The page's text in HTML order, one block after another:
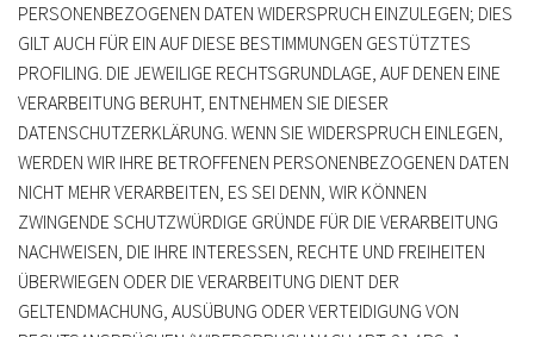
PERSONENBEZOGENEN DATEN WIDERSPRUCH EINZULEGEN; DIES
GILT AUCH FÜR EIN AUF DIESE BESTIMMUNGEN GESTÜTZTES
PROFILING. DIE JEWEILIGE RECHTSGRUNDLAGE, AUF DENEN EINE
VERARBEITUNG BERUHT, ENTNEHMEN SIE DIESER
DATENSCHUTZERKLÄRUNG. WENN SIE WIDERSPRUCH EINLEGEN,
WERDEN WIR IHRE BETROFFENEN PERSONENBEZOGENEN DATEN
NICHT MEHR VERARBEITEN, ES SEI DENN, WIR KÖNNEN
ZWINGENDE SCHUTZWÜRDIGE GRÜNDE FÜR DIE VERARBEITUNG
NACHWEISEN, DIE IHRE INTERESSEN, RECHTE UND FREIHEITEN
ÜBERWIEGEN ODER DIE VERARBEITUNG DIENT DER
GELTENDMACHUNG, AUSÜBUNG ODER VERTEIDIGUNG VON